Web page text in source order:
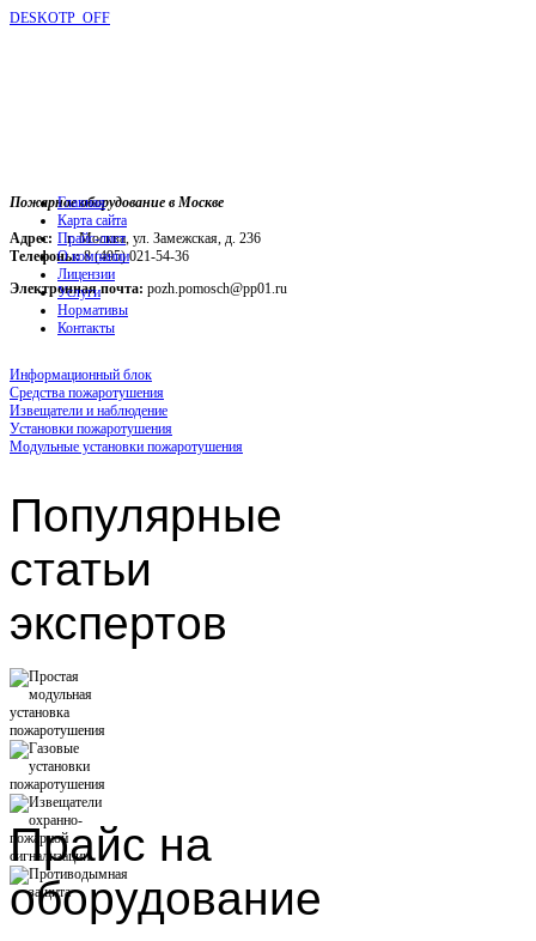
DESKOTP_OFF
Пожарное оборудование в Москве
Адрес: г. Москва, ул. Замежская, д. 236
Телефоны:8 (495) 021-54-36
Электронная почта: pozh.pomosch@pp01.ru
Главная
Карта сайта
Прайс-лист
О компании
Лицензии
Услуги
Нормативы
Контакты
Информационный блок
Средства пожаротушения
Извещатели и наблюдение
Установки пожаротушения
Модульные установки пожаротушения
Популярные
статьи
экспертов
Прайс на
оборудование